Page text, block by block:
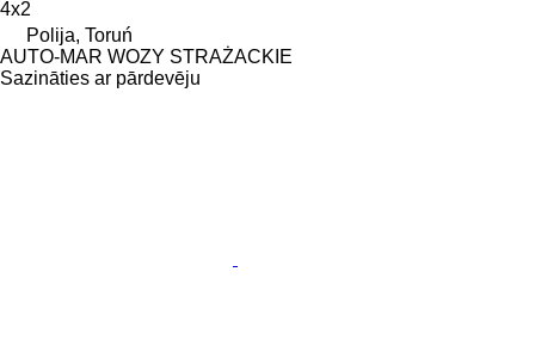
4x2
Polija, Toruń
AUTO-MAR WOZY STRAŻACKIE
Sazināties ar pārdevēju